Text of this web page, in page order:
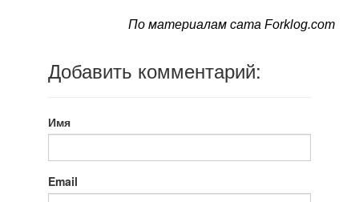
По материалам сата Forklog.com
Добавить комментарий:
Имя
Email